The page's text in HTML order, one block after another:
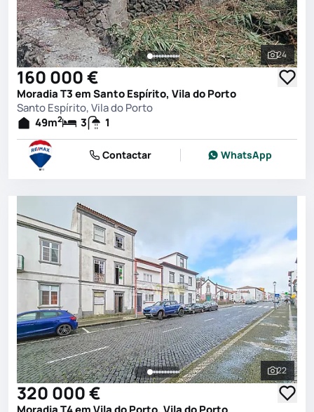
Ver
24
160 000 €
Moradia T3 em Santo Espírito, Vila do Porto
Santo Espírito, Vila do Porto
49m2 3 1
Contactar WhatsApp
Ver
22
320 000 €